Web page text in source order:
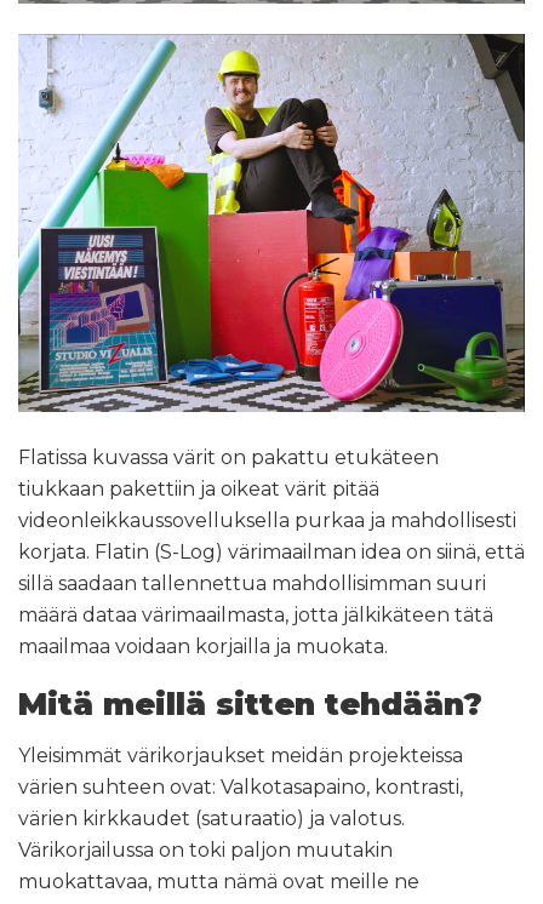
Flatissa kuvassa värit on pakattu etukäteen
tiukkaan pakettiin ja oikeat värit pitää
videonleikkaussovelluksella purkaa ja mahdollisesti
korjata. Flatin (S-Log) värimaailman idea on siinä, että
sillä saadaan tallennettua mahdollisimman suuri
määrä dataa värimaailmasta, jotta jälkikäteen tätä
maailmaa voidaan korjailla ja muokata.
Mitä meillä sitten tehdään?
Yleisimmät värikorjaukset meidän projekteissa
värien suhteen ovat: Valkotasapaino, kontrasti,
värien kirkkaudet (saturaatio) ja valotus.
Värikorjailussa on toki paljon muutakin
muokattavaa, mutta nämä ovat meille ne